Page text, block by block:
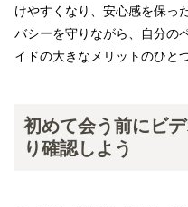
けやすくなり、安心感を保っ
バシーを守りながら、自分の
イドの大きなメリットのひと
初めて会う前にビ
り確認しよう